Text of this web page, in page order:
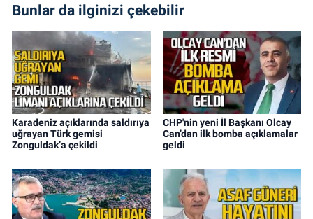
Bunlar da ilginizi çekebilir
Karadeniz açıklarında saldırıya
uğrayan Türk gemisi
Zonguldak’a çekildi
CHP'nin yeni İl Başkanı Olcay
Can’dan ilk bomba açıklamalar
geldi